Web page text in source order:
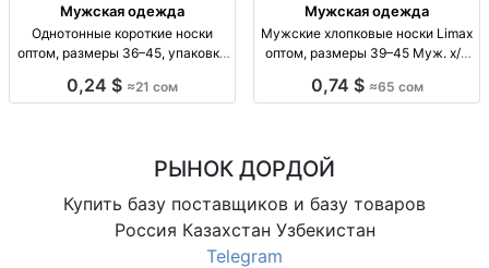
Мужская одежда
Однотонные короткие носки
оптом, размеры 36–45, упаковка
носки оптом, р-р 36–41 и 41–45,
0,24 $ ≈21 сом
Мужская одежда
Мужские хлопковые носки Limax
оптом, размеры 39–45 Муж. х/б
пар, 65 сом.
0,74 $ ≈65 сом
РЫНОК ДОРДОЙ
Купить базу поставщиков и базу товаров
Россия Казахстан Узбекистан
Telegram